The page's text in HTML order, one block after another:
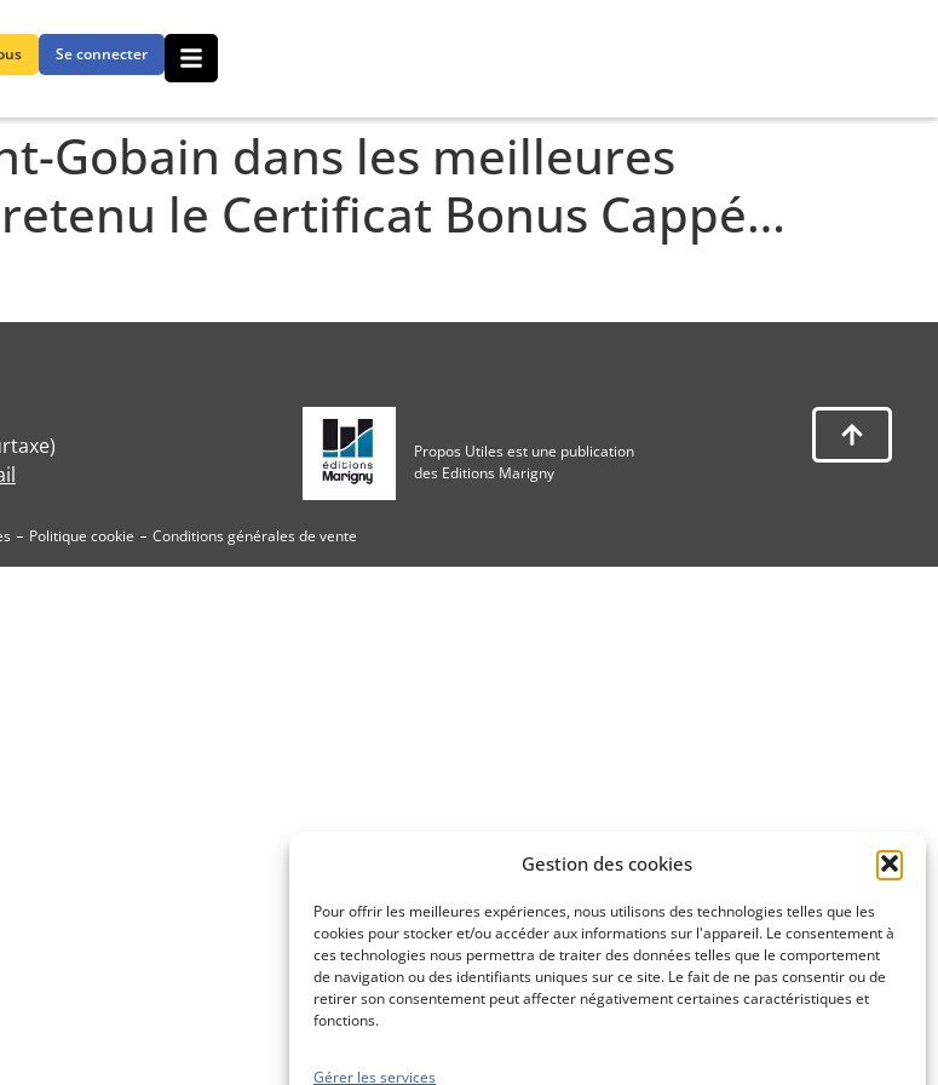
Gestion des cookies
Pour offrir les meilleures expériences, nous utilisons des technologies telles que les
cookies pour stocker et/ou accéder aux informations sur l'appareil. Le consentement à
ces technologies nous permettra de traiter des données telles que le comportement
de navigation ou des identifiants uniques sur ce site. Le fait de ne pas consentir ou de
retirer son consentement peut affecter négativement certaines caractéristiques et
fonctions.
Gérer les services
Se connecter
Gobain dans les meilleures
le Certificat Bonus Cappé…
Propos Utiles est une publication
des Editions Marigny
Politique cookie Conditions générales de vente